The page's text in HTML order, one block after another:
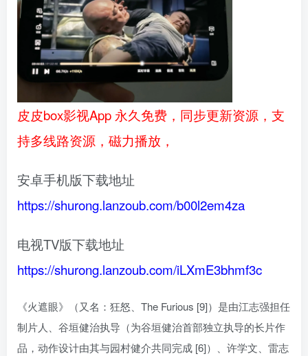
皮皮box影视App 永久免费，同步更新资源，支
持多线路资源，磁力播放，
安卓手机版下载地址
https://shurong.lanzoub.com/b00l2em4za
电视TV版下载地址
https://shurong.lanzoub.com/iLXmE3bhmf3c
《火遮眼》（又名：狂怒、The Furious [9]）是由江志强担任
制片人、谷垣健治执导（为谷垣健治首部独立执导的长片作
品，动作设计由其与园村健介共同完成 [6]）、许学文、雷志